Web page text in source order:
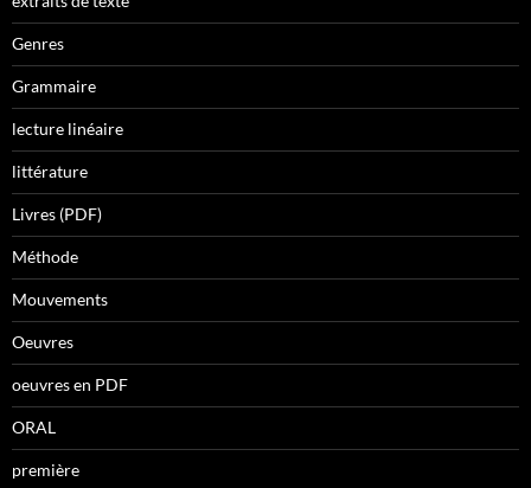
Genres
Grammaire
lecture linéaire
littérature
Livres (PDF)
Méthode
Mouvements
Oeuvres
oeuvres en PDF
ORAL
première